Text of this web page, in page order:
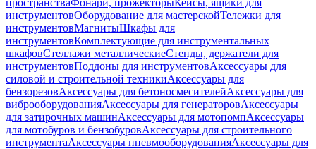
пространстваФонари, прожекторыКейсы, ящики для
инструментовОборудование для мастерскойТележки для
инструментовМагнитыШкафы для
инструментовКомплектующие для инструментальных
шкафовСтеллажи металлическиеСтенды, держатели для
инструментовПоддоны для инструментовАксессуары для
силовой и строительной техникиАксессуары для
бензорезовАксессуары для бетоносмесителейАксессуары для
виброоборудованияАксессуары для генераторовАксессуары
для затирочных машинАксессуары для мотопомпАксессуары
для мотобуров и бензобуровАксессуары для строительного
инструментаАксессуары пневмооборудованияАксессуары для